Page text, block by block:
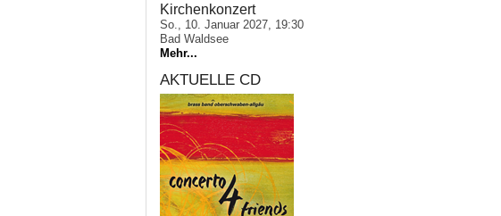
Kirchenkonzert
So., 10. Januar 2027, 19:30
Bad Waldsee
Mehr...
AKTUELLE CD